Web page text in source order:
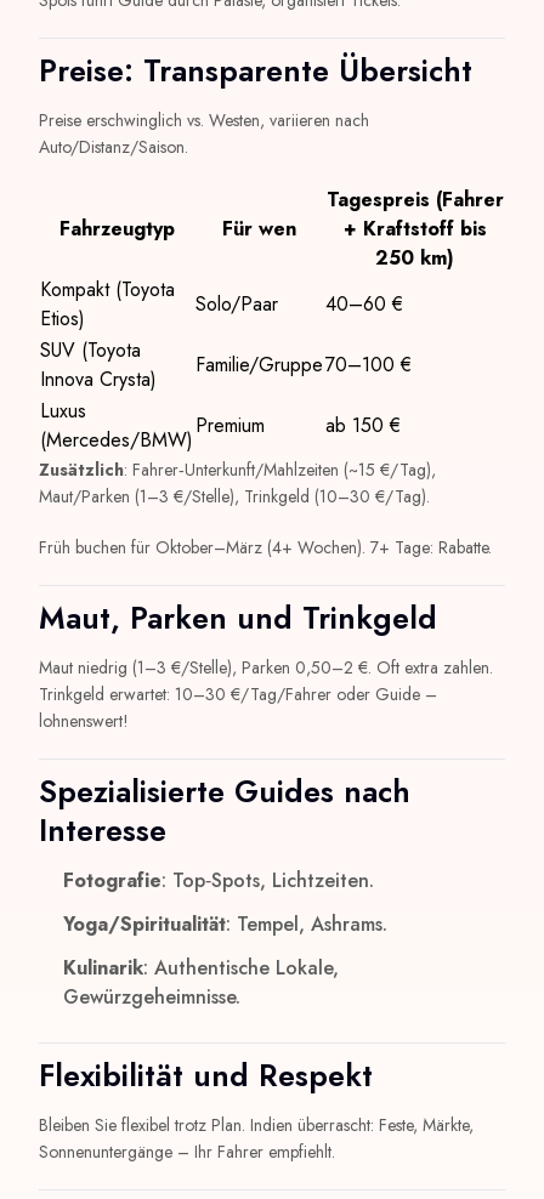
Preise: Transparente Übersicht
Preise erschwinglich vs. Westen, variieren nach
Auto/Distanz/Saison.
Fahrzeugtyp Für wen
Tagespreis (Fahrer
+ Kraftstoff bis
250 km)
Kompakt (Toyota
Etios)
Solo/Paar
40–60 €
SUV (Toyota
Innova Crysta)
Familie/Gruppe70–100 €
Luxus
(Mercedes/BMW)
Premium ab 150 €
Zusätzlich: Fahrer‑Unterkunft/Mahlzeiten (~15 €/Tag),
Maut/Parken (1–3 €/Stelle), Trinkgeld (10–30 €/Tag).
Früh buchen für Oktober–März (4+ Wochen). 7+ Tage: Rabatte.
Maut, Parken und Trinkgeld
Maut niedrig (1–3 €/Stelle), Parken 0,50–2 €. Oft extra zahlen.
Trinkgeld erwartet: 10–30 €/Tag/Fahrer oder Guide –
lohnenswert!
Spezialisierte Guides nach
Interesse
Fotografie: Top‑Spots, Lichtzeiten.
Yoga/Spiritualität: Tempel, Ashrams.
Kulinarik: Authentische Lokale,
Gewürzgeheimnisse.
Flexibilität und Respekt
Bleiben Sie flexibel trotz Plan. Indien überrascht: Feste, Märkte,
Sonnenuntergänge – Ihr Fahrer empfiehlt.